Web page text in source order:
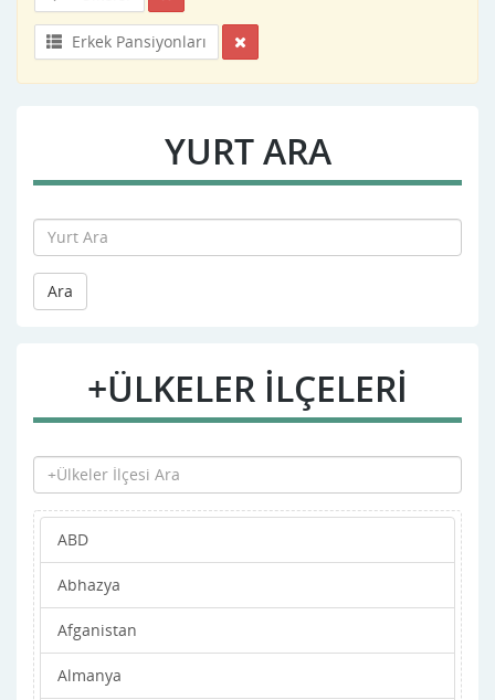
Erkek Pansiyonları
YURT ARA
Ara
+ÜLKELER İLÇELERİ
ABD
Abhazya
Afganistan
Almanya